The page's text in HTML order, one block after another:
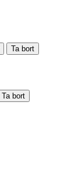
Ta bort
Ta bort